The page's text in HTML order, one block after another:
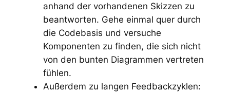
anhand der vorhandenen Skizzen zu
beantworten. Gehe einmal quer durch
die Codebasis und versuche
Komponenten zu finden, die sich nicht
von den bunten Diagrammen vertreten
fühlen.
Außerdem zu langen Feedbackzyklen: